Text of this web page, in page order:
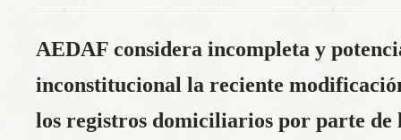
AEDAF considera incompleta y
inconstitucional la reciente
los registros domiciliarios por parte de